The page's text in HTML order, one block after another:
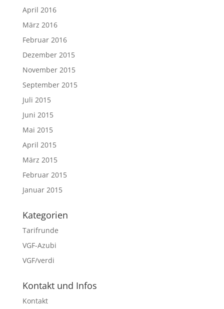
April 2016
März 2016
Februar 2016
Dezember 2015
November 2015
September 2015
Juli 2015
Juni 2015
Mai 2015
April 2015
März 2015
Februar 2015
Januar 2015
Kategorien
Tarifrunde
VGF-Azubi
VGF/verdi
Kontakt und Infos
Kontakt